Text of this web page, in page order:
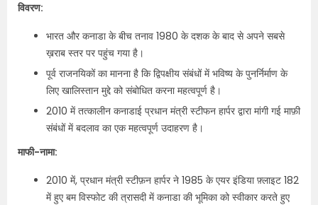
विवरण:
भारत और कनाडा के बीच तनाव 1980 के दशक के बाद से अपने सबसे
ख़राब स्तर पर पहुंच गया है।
पूर्व राजनयिकों का मानना है कि द्विपक्षीय संबंधों में भविष्य के पुनर्निर्माण के
लिए खालिस्तान मुद्दे को संबोधित करना महत्वपूर्ण है।
2010 में तत्कालीन कनाडाई प्रधान मंत्री स्टीफन हार्पर द्वारा मांगी गई माफ़ी
संबंधों में बदलाव का एक महत्वपूर्ण उदाहरण है।
माफी-नामा:
2010 में, प्रधान मंत्री स्टीफ़न हार्पर ने 1985 के एयर इंडिया फ़्लाइट 182
में हुए बम विस्फोट की त्रासदी में कनाडा की भूमिका को स्वीकार करते हुए